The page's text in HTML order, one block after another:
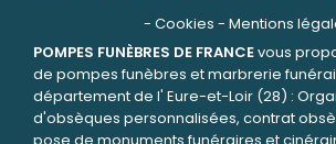
- Cookies - Mentions
POMPES FUNÈBRES DE FRANCEvous
de pompes funèbres et marbrerie
département de l' Eure-et-Loir (28) :
d'obsèques personnalisées, contrat
pose de monuments funéraires et